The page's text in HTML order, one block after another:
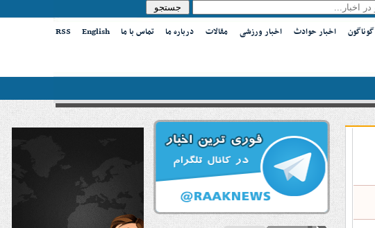
گوناگون اخبار حوادث اخبار ورزشی مقالات درباره ما تماس با ما English
RSS